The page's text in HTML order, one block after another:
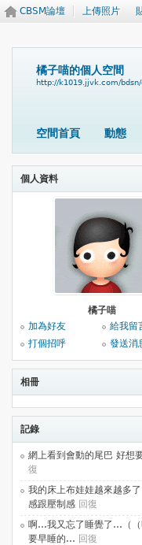
CBSM論壇 上傳照片
橘子喵的個人空間
http://k1019.jjvk.com/
空間首頁 動態
個人資料
橘子喵
加為好友
給我留
打個招呼
發送消
相冊
記錄
網上看到會動的尾巴 好想
復
我的床上布娃娃越來越多
感跟壓制感 回復
啊…我又忘了睡覺了…（（
要早睡的… 回復